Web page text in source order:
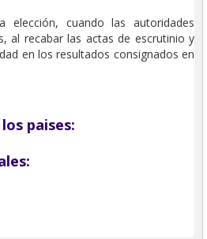
elección, cuando las autoridades
al recabar las actas de escrutinio y
en los resultados consignados en
paises: